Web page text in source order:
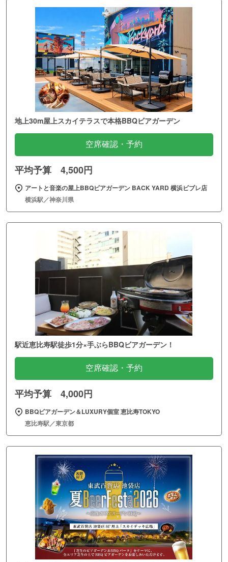
地上30m屋上スカイテラスで本格BBQビアガーデン
空席確認・予約
平均予算 4,500円
アートと音楽の屋上BBQビアガーデン BACK YARD 横浜ビブレ店
横浜駅／神奈川県
駅近恵比寿駅徒歩1分×手ぶらBBQビアガーデン！
空席確認・予約
平均予算 4,000円
BBQビアガーデン＆LUXURY個室 恵比寿TOKYO
恵比寿駅／東京都